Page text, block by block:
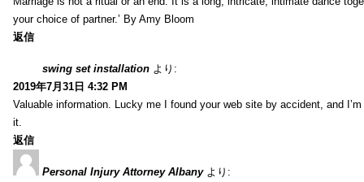
your choice of partner.’ By Amy Bloom
返信
swing set installation より:
2019年7月31日 4:32 PM
Valuable information. Lucky me I found your web site by accident, and
it.
返信
Personal Injury Attorney Albany より: